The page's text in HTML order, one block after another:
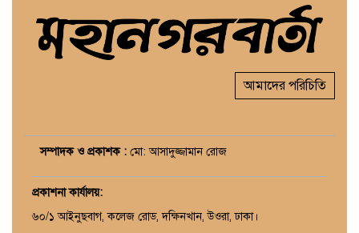
আমাদের পরিচিতি
সম্পাদক ও প্রকাশক : মো: আসাদুজ্জামান রোজ
প্রকাশনা কার্যালয়:
৬০/১ আইনুছবাগ, কলেজ রোড, দক্ষিনখান, উওরা, ঢাকা।